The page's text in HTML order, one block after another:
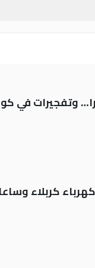
وتفجيرات في
كربلاء